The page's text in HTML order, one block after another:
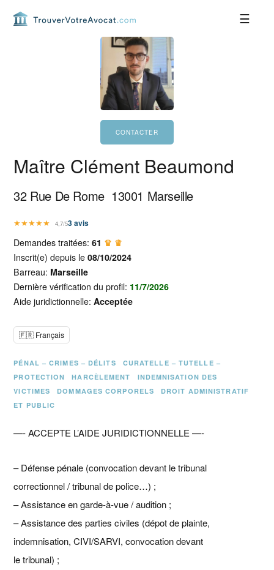
Maître Clément Beaumond
32 Rue De Rome 13001 Marseille
★★★★★ 4,7/53avis
Demandes traitées:61 ♛ ♛
Inscrit(e) depuis le08/10/2024
Barreau: Marseille
Dernière vérification du profil: 11/7/2026
Aide juridictionnelle:Acceptée
🇫🇷 Français
PÉNAL – CRIMES – DÉLITS
CURATELLE – TUTELLE –
PROTECTION
HARCÈLEMENT
INDEMNISATION DES
VICTIMES
DOMMAGES CORPORELS
DROIT ADMINISTRATIF
ET PUBLIC
—- ACCEPTE L’AIDE JURIDICTIONNELLE —-
– Défense pénale (convocation devant le tribunal
correctionnel / tribunal de police…) ;
– Assistance en garde-à-vue / audition ;
– Assistance des parties civiles (dépot de plainte,
indemnisation, CIVI/SARVI, convocation devant
le tribunal) ;